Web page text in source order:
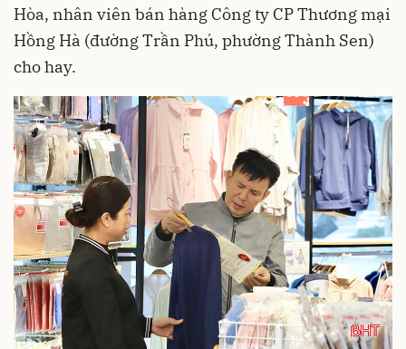
Hòa, nhân viên bán hàng Công ty CP Thương mại
Hồng Hà (đường Trần Phú, phường Thành Sen)
cho hay.